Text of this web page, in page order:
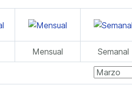
Mensual Semanal